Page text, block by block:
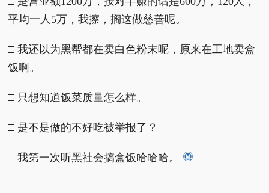
平均一人5万，我擦，搁这做慈善呢。
□ 我还以为黑帮都在卖白色粉末呢，原来在工地卖盒
饭啊。
□ 只想知道饭菜质量怎么样。
□ 是不是做的不好吃被举报了？
□ 我第一次听黑社会搞盒饭哈哈哈。